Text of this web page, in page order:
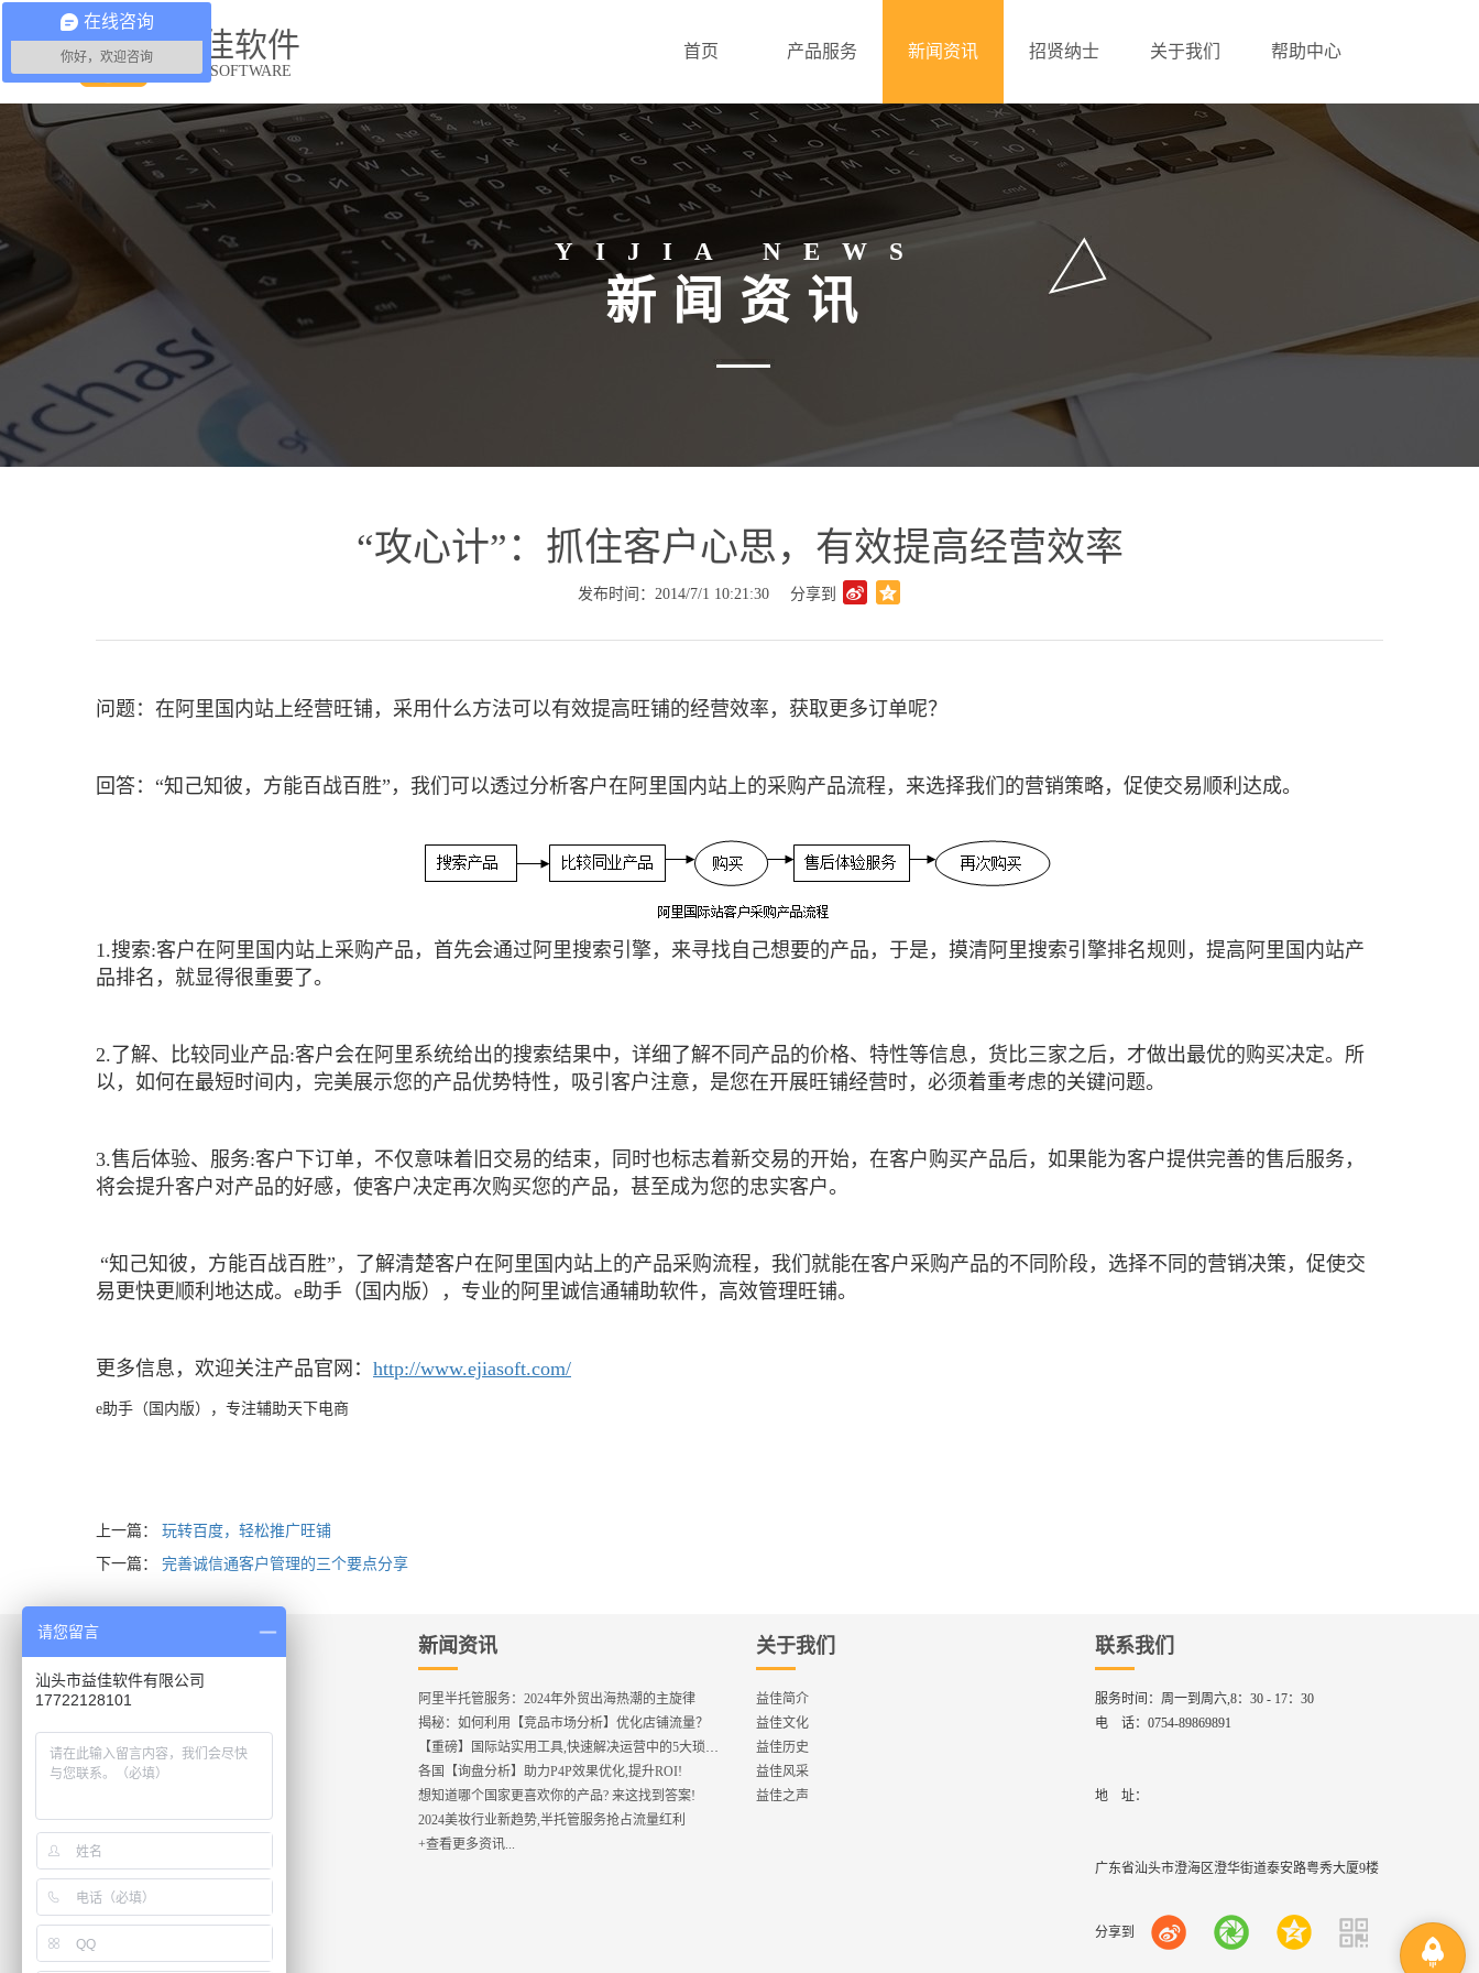
益佳软件
YIJIA SOFTWARE
首页 产品服务
新闻资讯
招贤纳士 关于我们 帮助中心
YIJIA NEWS
新闻资讯
“攻心计”：抓住客户心思，有效提高经营效率
发布时间：2014/7/1 10:21:30 分享到
问题：在阿里国内站上经营旺铺，采用什么方法可以有效提高旺铺的经营效率，获取更多订单呢？
回答：“知己知彼，方能百战百胜”，我们可以透过分析客户在阿里国内站上的采购产品流程，来选择我们的营销策略，促使交易顺利达成。
1.搜索:客户在阿里国内站上采购产品，首先会通过阿里搜索引擎，来寻找自己想要的产品，于是，摸清阿里搜索引擎排名规则，提高阿里国内站产
品排名，就显得很重要了。
2.了解、比较同业产品:客户会在阿里系统给出的搜索结果中，详细了解不同产品的价格、特性等信息，货比三家之后，才做出最优的购买决定。所
以，如何在最短时间内，完美展示您的产品优势特性，吸引客户注意，是您在开展旺铺经营时，必须着重考虑的关键问题。
3.售后体验、服务:客户下订单，不仅意味着旧交易的结束，同时也标志着新交易的开始，在客户购买产品后，如果能为客户提供完善的售后服务，
将会提升客户对产品的好感，使客户决定再次购买您的产品，甚至成为您的忠实客户。
“知己知彼，方能百战百胜”，了解清楚客户在阿里国内站上的产品采购流程，我们就能在客户采购产品的不同阶段，选择不同的营销决策，促使交
易更快更顺利地达成。 e助手（国内版） ，专业的 阿里诚信通辅助软件，高效管理旺铺。
更多信息，欢迎关注产品官网： http://www.ejiasoft.com/
e助手（国内版），专注辅助天下电商
上一篇： 玩转百度，轻松推广旺铺
下一篇： 完善诚信通客户管理的三个要点分享
产品服务
【编辑神器】益详情软件
【发布工具】e助手（国内版）
【直通车工具】P4P助理
【定制设计】e店装修
【1688模板】e+模板购
【企业官网】e+外贸建站
新闻资讯
阿里半托管服务：2024年外贸出海热潮的主旋律
揭秘：如何利用【竞品市场分析】优化店铺流量？
【重磅】国际站实用工具,快速解决运营中的5大琐事，一键提升运营效率!
各国【询盘分析】助力P4P效果优化,提升ROI!
想知道哪个国家更喜欢你的产品? 来这找到答案!
2024美妆行业新趋势,半托管服务抢占流量红利
+查看更多资讯...
关于我们
益佳简介
益佳文化
益佳历史
益佳风采
益佳之声
联系我们
服务时间： 周一到周六,8：30 - 17：30
电 话： 0754-89869891
地    址：
广东省汕头市澄海区澄华街道泰安路粤秀大厦9楼
分享到
在线咨询
你好，欢迎咨询
请您留言
汕头市益佳软件有限公司
17722128101